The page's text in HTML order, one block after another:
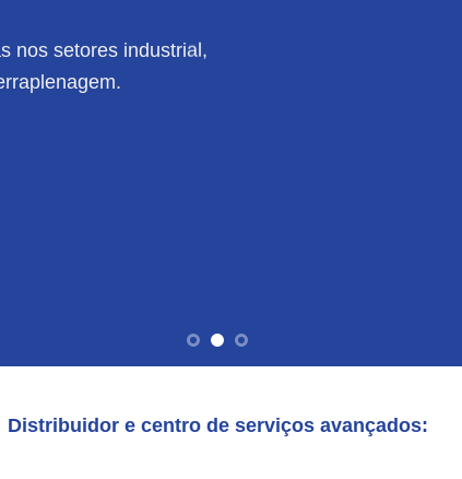
nos setores industrial,
Distribuidor e centro de serviços avançados: